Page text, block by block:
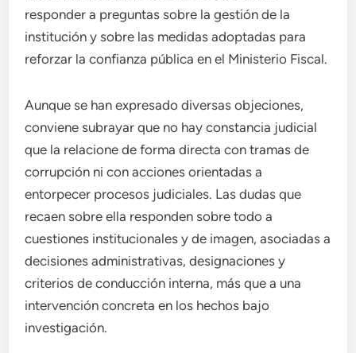
responder a preguntas sobre la gestión de la
institución y sobre las medidas adoptadas para
reforzar la confianza pública en el Ministerio Fiscal.
Aunque se han expresado diversas objeciones,
conviene subrayar que no hay constancia judicial
que la relacione de forma directa con tramas de
corrupción ni con acciones orientadas a
entorpecer procesos judiciales. Las dudas que
recaen sobre ella responden sobre todo a
cuestiones institucionales y de imagen, asociadas a
decisiones administrativas, designaciones y
criterios de conducción interna, más que a una
intervención concreta en los hechos bajo
investigación.